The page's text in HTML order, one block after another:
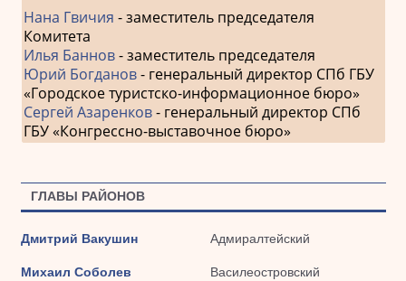
Нана Гвичия - заместитель председателя
Комитета
Илья Баннов- заместитель председателя
Юрий Богданов- генеральный директор СПб ГБУ
«Городское туристско-информационное бюро»
Сергей Азаренков- генеральный директор СПб
ГБУ «Конгрессно-выставочное бюро»
ГЛАВЫ РАЙОНОВ
Дмитрий Вакушин Адмиралтейский
Михаил Соболев Василеостровский